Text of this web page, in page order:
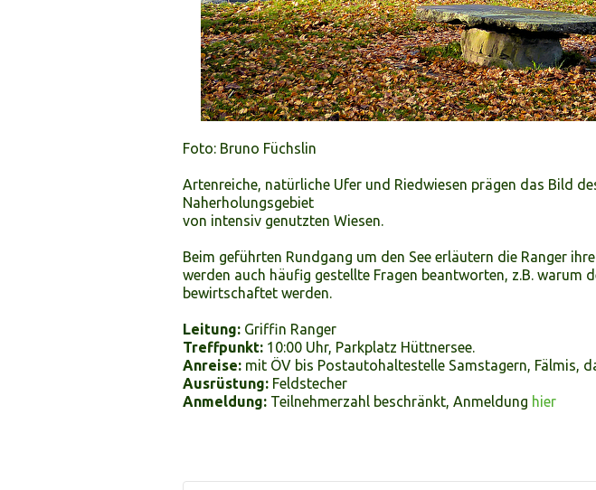
Foto: Bruno Füchslin
Artenreiche, natürliche Ufer und Riedwiesen prägen das Bild
Naherholungsgebiet
von intensiv genutzten Wiesen.
Beim geführten Rundgang um den See erläutern die Ranger
werden auch häufig gestellte Fragen beantworten, z.B. warum
bewirtschaftet werden.
Leitung: Griffin Ranger
Treffpunkt: 10:00 Uhr, Parkplatz Hüttnersee.
Anreise: mit ÖV bis Postautohaltestelle Samstagern, Fälmis,
Ausrüstung: Feldstecher
Anmeldung: Teilnehmerzahl beschränkt, Anmeldung hier